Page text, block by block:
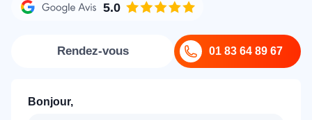
5.0
01 83 64 89 67
Rendez-vous
Bonjour,